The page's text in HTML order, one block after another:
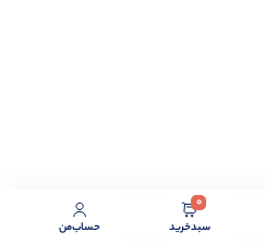
0
سبد‌خرید حساب‌من